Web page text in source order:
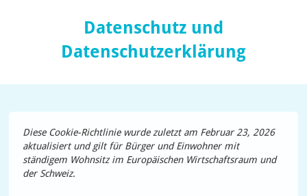
Datenschutz und
Datenschutzerklärung
Diese Cookie-Richtlinie wurde zuletzt am Februar 23, 2026
aktualisiert und gilt für Bürger und Einwohner mit
ständigem Wohnsitz im Europäischen Wirtschaftsraum und
der Schweiz.